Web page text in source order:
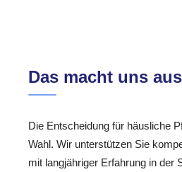
Das macht uns aus
Die Entscheidung für häusliche
Wahl. Wir unterstützen Sie
mit langjähriger Erfahrung in der